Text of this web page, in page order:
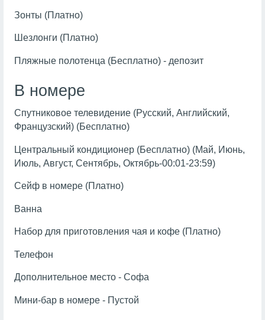
Зонты (Платно)
Шезлонги (Платно)
Пляжные полотенца (Бесплатно) - депозит
В номере
Спутниковое телевидение (Русский, Английский,
Французский) (Бесплатно)
Центральный кондиционер (Бесплатно) (Май, Июнь,
Июль, Август, Сентябрь, Октябрь-00:01-23:59)
Сейф в номере (Платно)
Ванна
Набор для приготовления чая и кофе (Платно)
Телефон
Дополнительное место - Софа
Мини-бар в номере - Пустой